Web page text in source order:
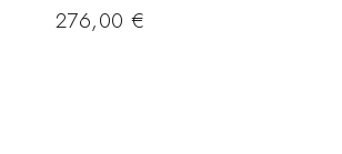
276,00 €